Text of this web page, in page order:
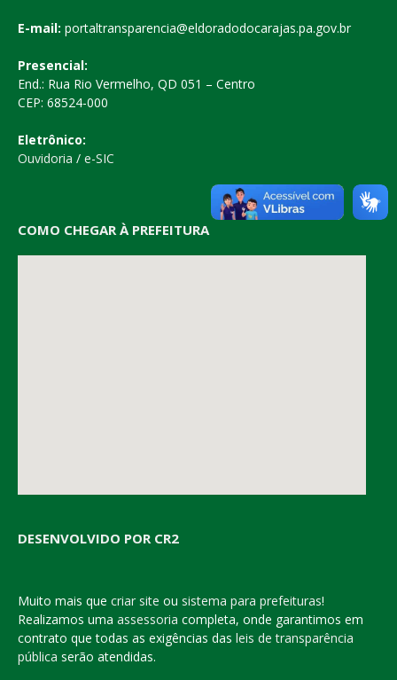
E-mail: portaltransparencia@eldoradodocarajas.pa.gov.br
Presencial:
End.: Rua Rio Vermelho, QD 051 – Centro
CEP: 68524-000
Eletrônico:
Ouvidoria / e-SIC
COMO CHEGAR À PREFEITURA
DESENVOLVIDO POR CR2
Muito mais que criar site ou sistema para prefeituras!
Realizamos uma assessoria completa, onde garantimos em
contrato que todas as exigências das leis de transparência
pública serão atendidas.